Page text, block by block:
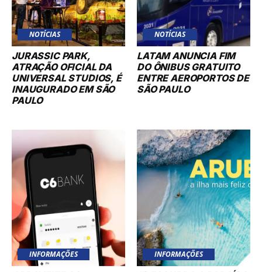
NOTÍCIAS
JURASSIC PARK,
ATRAÇÃO OFICIAL DA
UNIVERSAL STUDIOS, É
INAUGURADO EM SÃO
PAULO
NOTÍCIAS
LATAM ANUNCIA FIM
DO ÔNIBUS GRATUITO
ENTRE AEROPORTOS DE
SÃO PAULO
INFORMAÇÕES INFORMAÇÕES